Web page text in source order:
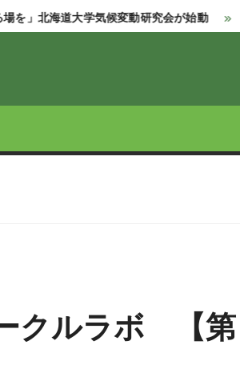
大学気候変動研究会が始動 夜の北大12
クルラボ 【第